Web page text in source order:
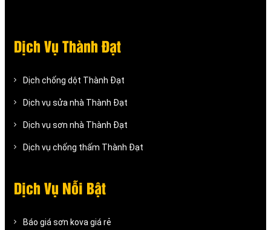
Dịch Vụ Thành Đạt
Dịch chống dột Thành Đạt
Dịch vụ sửa nhà Thành Đạt
Dịch vụ sơn nhà Thành Đạt
Dịch vụ chống thấm Thành Đạt
Dịch Vụ Nỗi Bật
Báo giá sơn kova giá rẻ